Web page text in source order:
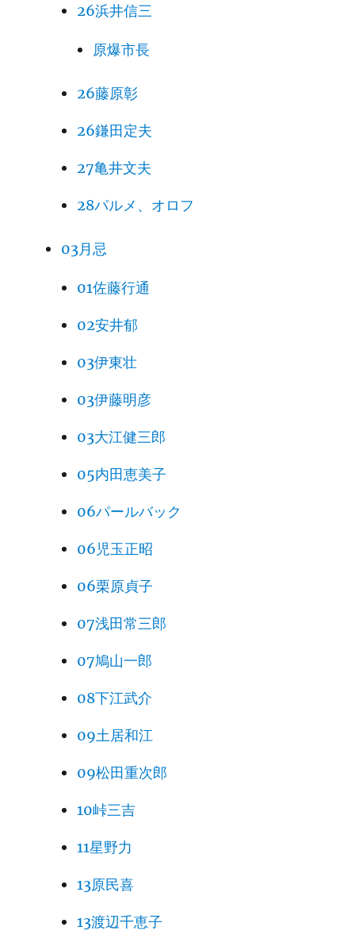
26浜井信三
原爆市長
26藤原彰
26鎌田定夫
27亀井文夫
28パルメ、オロフ
03月忌
01佐藤行通
02安井郁
03伊東壮
03伊藤明彦
03大江健三郎
05内田恵美子
06パールバック
06児玉正昭
06栗原貞子
07浅田常三郎
07鳩山一郎
08下江武介
09土居和江
09松田重次郎
10峠三吉
11星野力
13原民喜
13渡辺千恵子